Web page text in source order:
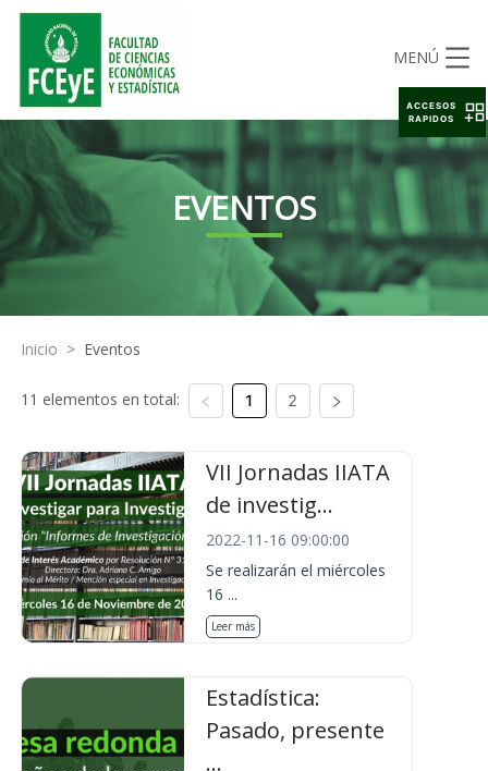
MENÚ
EVENTOS
Inicio > Eventos
11 elementos en total: 1 2
VII Jornadas IIATA
de investig...
2022-11-16 09:00:00
Se realizarán el miércoles
16 ...
Leer más
Estadística:
Pasado, presente
...
ACCESOS
RAPIDOS